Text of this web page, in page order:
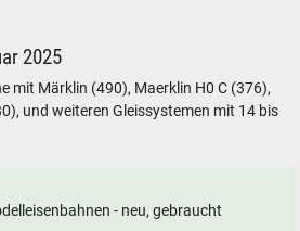
2025
mit Märklin (490), Maerklin H0 C (376),
und weiteren Gleissystemen mit 14 bis
- neu, gebraucht